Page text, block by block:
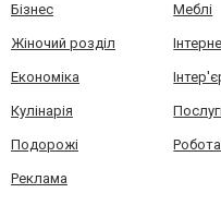
Бізнес Меблі
Жіночий розділ
Економіка
Кулінарія
Подорожі Робота
Реклама